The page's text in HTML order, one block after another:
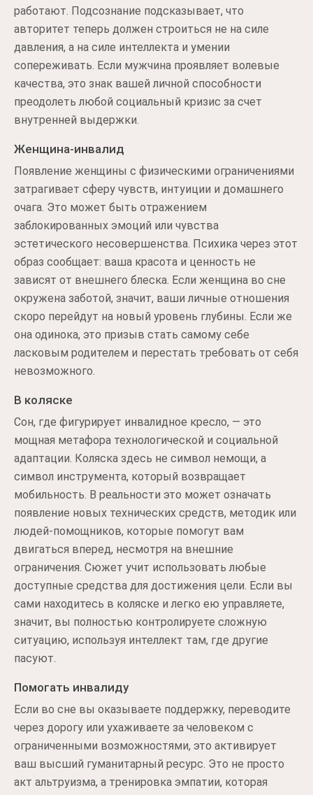
работают. Подсознание подсказывает, что
авторитет теперь должен строиться не на силе
давления, а на силе интеллекта и умении
сопереживать. Если мужчина проявляет волевые
качества, это знак вашей личной способности
преодолеть любой социальный кризис за счет
внутренней выдержки.
Женщина-инвалид
Появление женщины с физическими ограничениями
затрагивает сферу чувств, интуиции и домашнего
очага. Это может быть отражением
заблокированных эмоций или чувства
эстетического несовершенства. Психика через этот
образ сообщает: ваша красота и ценность не
зависят от внешнего блеска. Если женщина во сне
окружена заботой, значит, ваши личные отношения
скоро перейдут на новый уровень глубины. Если же
она одинока, это призыв стать самому себе
ласковым родителем и перестать требовать от себя
невозможного.
В коляске
Сон, где фигурирует инвалидное кресло, — это
мощная метафора технологической и социальной
адаптации. Коляска здесь не символ немощи, а
символ инструмента, который возвращает
мобильность. В реальности это может означать
появление новых технических средств, методик или
людей-помощников, которые помогут вам
двигаться вперед, несмотря на внешние
ограничения. Сюжет учит использовать любые
доступные средства для достижения цели. Если вы
сами находитесь в коляске и легко ею управляете,
значит, вы полностью контролируете сложную
ситуацию, используя интеллект там, где другие
пасуют.
Помогать инвалиду
Если во сне вы оказываете поддержку, переводите
через дорогу или ухаживаете за человеком с
ограниченными возможностями, это активирует
ваш высший гуманитарный ресурс. Это не просто
акт альтруизма, а тренировка эмпатии, которая